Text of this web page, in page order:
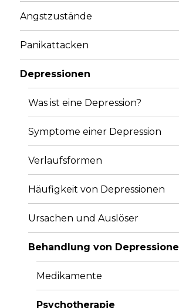
Angstzustände
Panikattacken
Depressionen
Was ist eine Depression?
Symptome einer Depression
Verlaufsformen
Häufigkeit von Depressionen
Ursachen und Auslöser
Behandlung von
Medikamente
Psychotherapie